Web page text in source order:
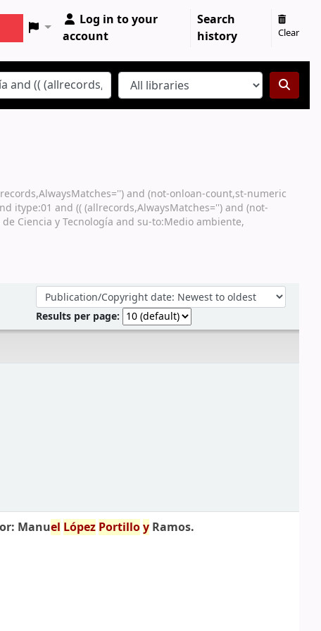
Log in to your
account
Search
history
Clear
and (not-onloan-count,st-numeric
itype:01 and (( (allrecords,AlwaysMatches='') and (not-
Ciencia y Tecnología and su-to:Medio ambiente,
Sort by:
Results per page:
Manuel López PortilloyRamos.